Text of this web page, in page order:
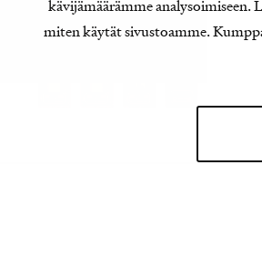
kävijämäärämme analysoimiseen.
miten käytät sivustoamme.